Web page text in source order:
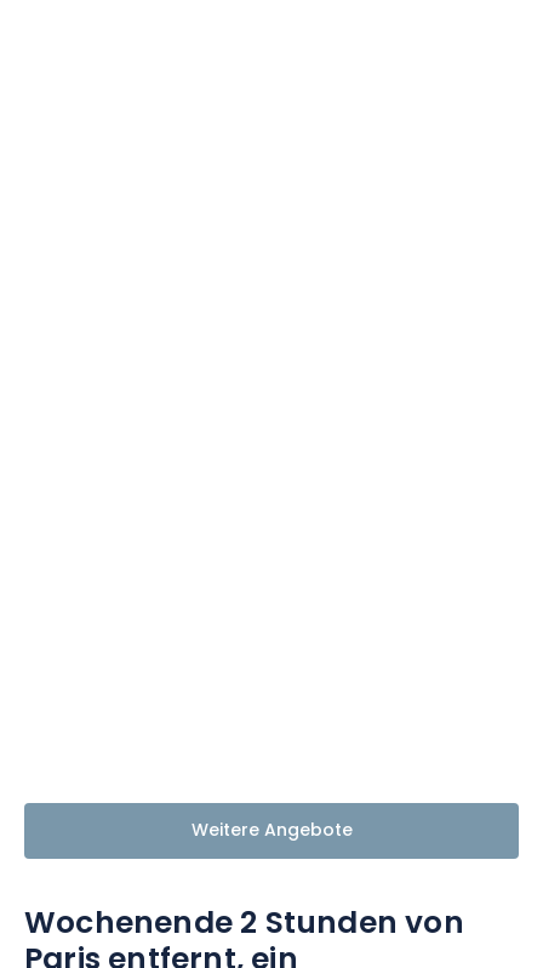
Weitere Angebote
Wochenende 2 Stunden von